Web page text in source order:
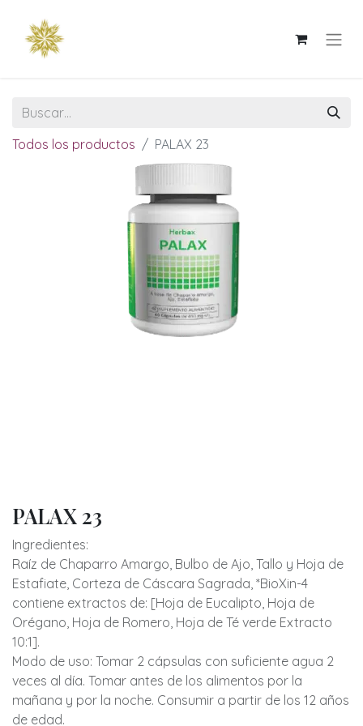
Todos los productos PALAX 23
PALAX 23
Ingredientes:
Raíz de Chaparro Amargo, Bulbo de Ajo, Tallo y Hoja de
Estafiate, Corteza de Cáscara Sagrada, *BioXin-4
contiene extractos de: [Hoja de Eucalipto, Hoja de
Orégano, Hoja de Romero, Hoja de Té verde Extracto
10:1].
Modo de uso: Tomar 2 cápsulas con suficiente agua 2
veces al día. Tomar antes de los alimentos por la
mañana y por la noche. Consumir a partir de los 12 años
de edad.